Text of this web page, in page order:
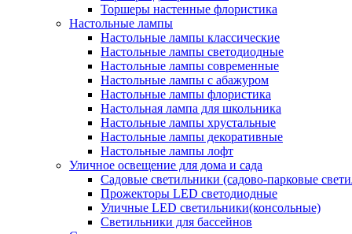
Торшеры настенные флористика
Настольные лампы
Настольные лампы классические
Настольные лампы светодиодные
Настольные лампы современные
Настольные лампы с абажуром
Настольные лампы флористика
Настольная лампа для школьника
Настольные лампы хрустальные
Настольные лампы декоративные
Настольные лампы лофт
Уличное освещение для дома и сада
Садовые светильники (садово-парковые
Прожекторы LED светодиодные
Уличные LED светильники(консольные)
Светильники для бассейнов